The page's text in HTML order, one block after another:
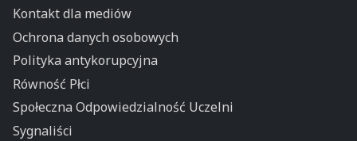
Kontakt dla mediów
Ochrona danych osobowych
Polityka antykorupcyjna
Równość Płci
Społeczna Odpowiedzialność Uczelni
Sygnaliści